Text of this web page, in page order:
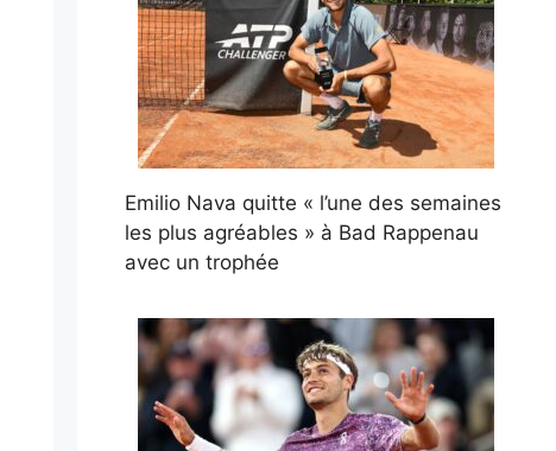
Emilio Nava quitte « l’une des semaines
les plus agréables » à Bad Rappenau
avec un trophée